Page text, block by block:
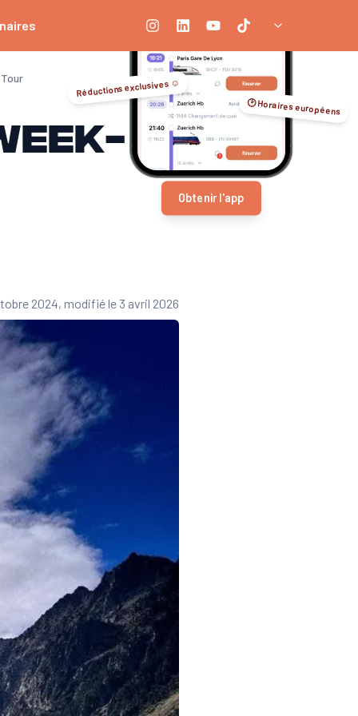
Réductions exclusives ☺️
🕑 Horaires européens
Obtenir l'app
2024, modifié le 3 avril 2026